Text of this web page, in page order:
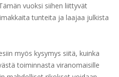
vuoksi siihen liittyvät
tunteita ja laajaa julkista
myös kysymys siitä, kuinka
toiminnasta viranomaisille